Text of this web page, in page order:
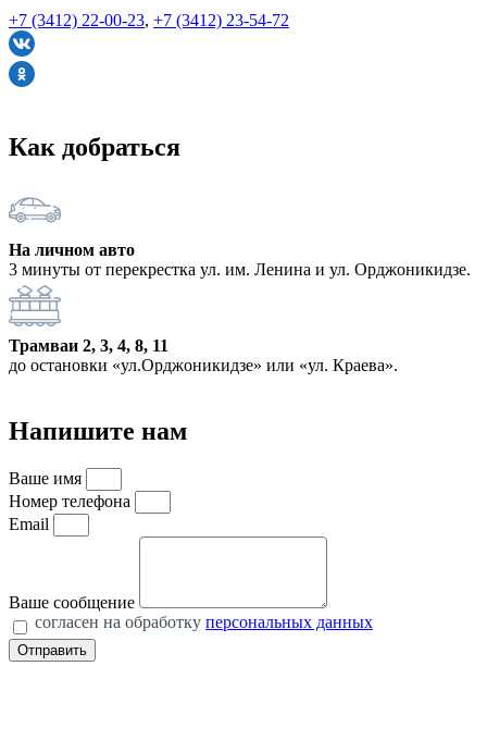
+7 (3412) 22-00-23, +7 (3412) 23-54-72
Как добраться
На личном авто
3 минуты от перекрестка ул. им. Ленина и ул. Орджоникидзе.
Трамваи 2, 3, 4, 8, 11
до остановки «ул.Орджоникидзе» или «ул. Краева».
Напишите нам
Ваше имя
Номер телефона
Email
Ваше сообщение
cогласен на обработку персональных данных
Отправить